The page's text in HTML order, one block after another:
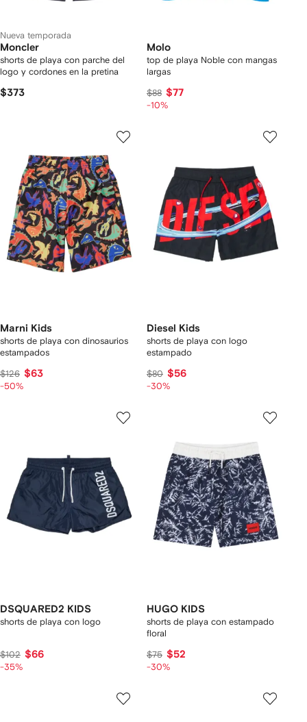
Nueva temporada
Moncler
shorts de playa con parche del
logo y cordones en la pretina
$373
Molo
top de playa Noble con mangas
largas
$88 $77
-10%
Marni Kids
shorts de playa con dinosaurios
estampados
$126 $63
-50%
Diesel Kids
shorts de playa con logo
estampado
$80 $56
-30%
DSQUARED2 KIDS
shorts de playa con logo
$102 $66
-35%
HUGO KIDS
shorts de playa con estampado
floral
$75 $52
-30%